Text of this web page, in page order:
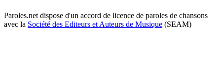
Paroles.net dispose d'un accord de licence de paroles de chansons
avec la Société des Editeurs et Auteurs de Musique (SEAM)